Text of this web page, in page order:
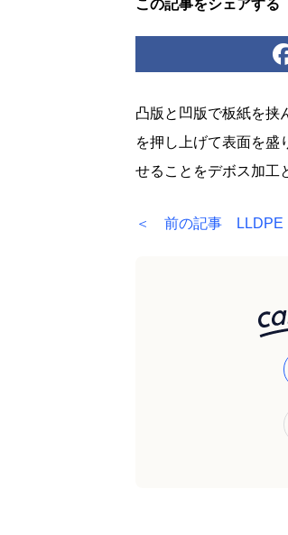
この記事をシェアする
凸版と凹版で板紙を挟
を押し上げて表面を盛
せることをデボス加工
＜ 前の記事 LLDPE